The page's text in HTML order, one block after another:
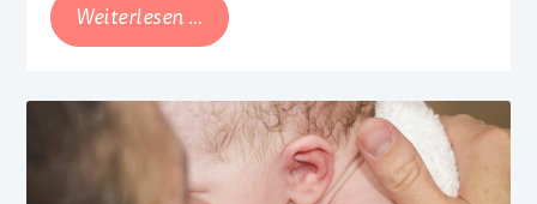
Weiterlesen … Stillstreik
oder
Mein
Baby
verweigert